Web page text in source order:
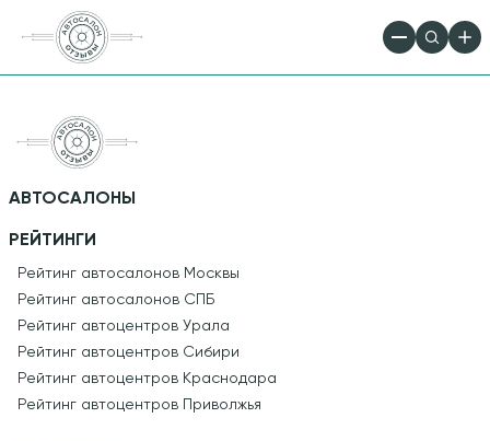
АВТОСАЛОНЫ
РЕЙТИНГИ
Рейтинг автосалонов Москвы
Рейтинг автосалонов СПБ
Рейтинг автоцентров Урала
Рейтинг автоцентров Сибири
Рейтинг автоцентров Краснодара
Рейтинг автоцентров Приволжья